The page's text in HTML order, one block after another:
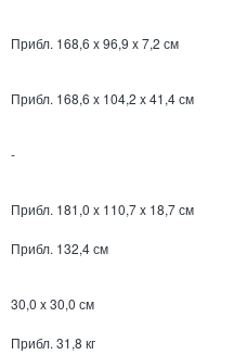
Прибл. 168,6 x 96,9 x 7,2 см
Прибл. 168,6 x 104,2 x 41,4 см
-
Прибл. 181,0 x 110,7 x 18,7 см
Прибл. 132,4 см
30,0 x 30,0 см
Прибл. 31,8 кг